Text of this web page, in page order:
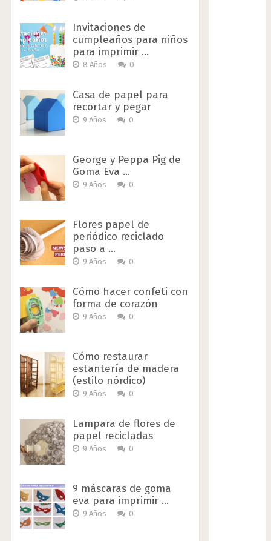
Invitaciones de
cumpleaños para niños
para imprimir …
8 Años 0
Casa de papel para
recortar y pegar
9 Años 0
George y Peppa Pig de
Goma Eva …
9 Años 0
Flores papel de
periódico reciclado
paso a …
9 Años 0
Cómo hacer confeti con
forma de corazón
9 Años 0
Cómo restaurar
estantería de madera
(estilo nórdico)
9 Años 0
Lampara de flores de
papel recicladas
9 Años 0
9 máscaras de goma
eva para imprimir …
9 Años 0